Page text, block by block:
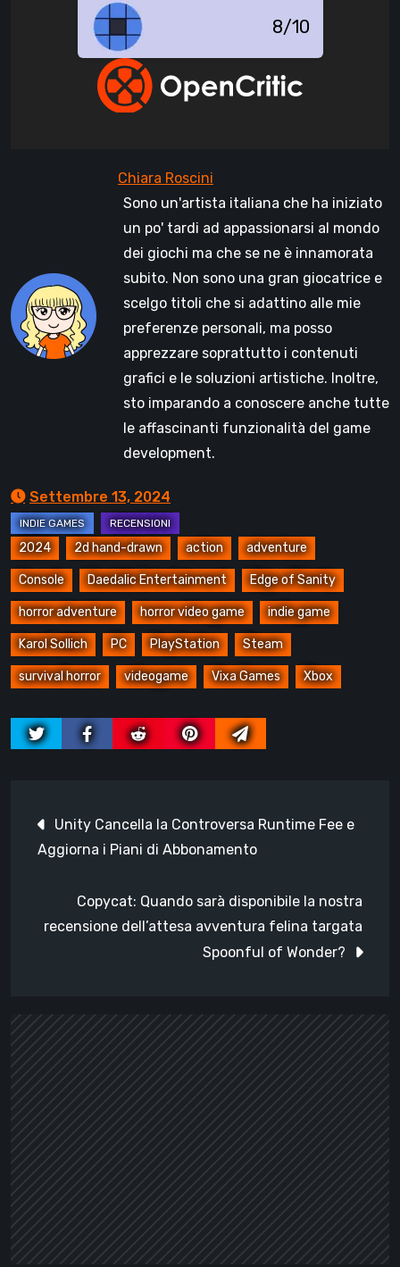
8/10
Sono un'artista italiana che ha iniziato
un po' tardi ad appassionarsi al mondo
dei giochi ma che se ne è innamorata
subito. Non sono una gran giocatrice e
scelgo titoli che si adattino alle mie
preferenze personali, ma posso
apprezzare soprattutto i contenuti
grafici e le soluzioni artistiche. Inoltre,
sto imparando a conoscere anche tutte
le affascinanti funzionalità del game
development.
Settembre 13, 2024
2024 2d hand-drawn action adventure
Console Daedalic Entertainment Edge of Sanity
horror adventure horror video game indie game
Karol Sollich PC PlayStation Steam
survival horror videogame Vixa Games Xbox
articoli
Unity Cancella la Controversa Runtime Fee e
Aggiorna i Piani di Abbonamento
Copycat: Quando sarà disponibile la nostra
recensione dell’attesa avventura felina targata
Spoonful of Wonder?